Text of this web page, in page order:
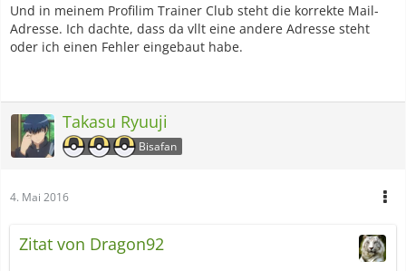
Und in meinem Profilim Trainer Club steht die korrekte Mail-
Adresse. Ich dachte, dass da vllt eine andere Adresse steht
oder ich einen Fehler eingebaut habe.
Takasu Ryuuji
Bisafan
4. Mai 2016
Zitat von Dragon92